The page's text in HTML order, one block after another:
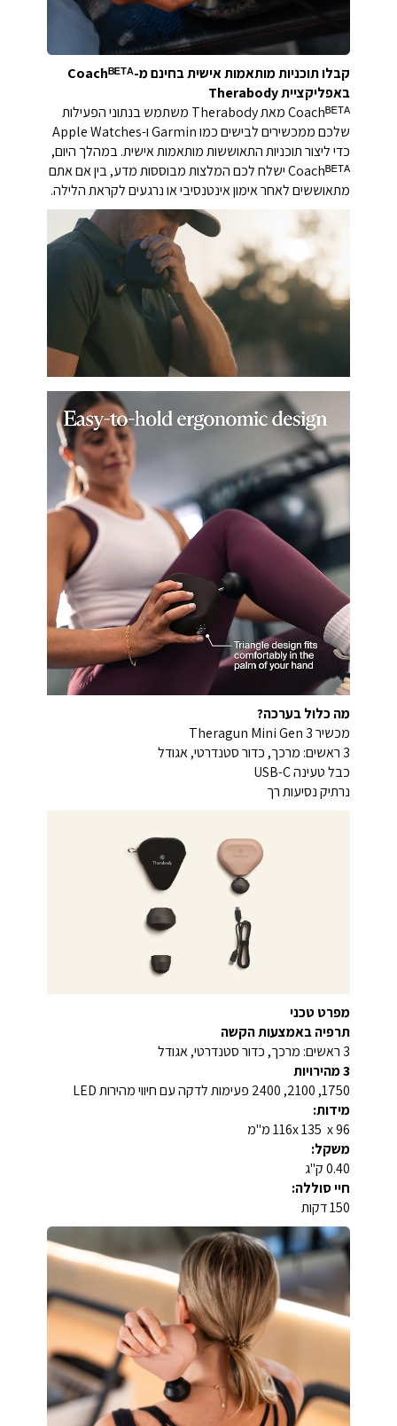
קבלו תוכניות מותאמות אישית בחינם מ-Coachᴮᴱᵀᴬ
באפליקציית Therabody
Coachᴮᴱᵀᴬ מאת Therabody משתמש בנתוני הפעילות
שלכם ממכשירים לבישים כמו Garmin ו-Apple Watches
כדי ליצור תוכניות התאוששות מותאמות אישית. במהלך היום,
Coachᴮᴱᵀᴬ ישלח לכם המלצות מבוססות מדע, בין אם אתם
מתאוששים לאחר אימון אינטנסיבי או נרגעים לקראת הלילה.
מה כלול בערכה?
מכשיר Theragun Mini Gen 3
3 ראשים: מרכך, כדור סטנדרטי, אגודל
כבל טעינה USB-C
נרתיק נסיעות רך
מפרט טכני
תרפיה באמצעות הקשה
3 ראשים: מרכך, כדור סטנדרטי, אגודל
3 מהירויות
1750, 2100, 2400 פעימות לדקה עם חיווי מהירות LED
מידות:
116x 135 x 96 מ"מ
משקל:
0.40 ק"ג
חיי סוללה:
150 דקות